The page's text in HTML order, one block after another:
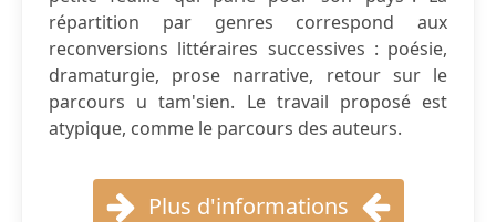
répartition par genres correspond aux
reconversions littéraires successives : poésie,
dramaturgie, prose narrative, retour sur le
parcours u tam'sien. Le travail proposé est
atypique, comme le parcours des auteurs.
Plus d'informations